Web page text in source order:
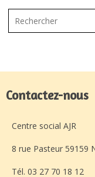
Contactez-nous
Centre social AJR
8 rue Pasteur 59159
Tél. 03 27 70 18 12